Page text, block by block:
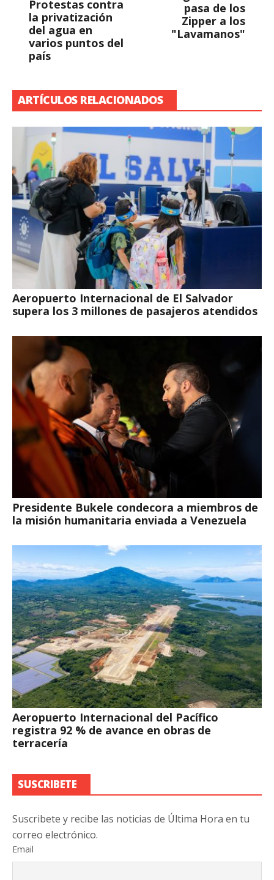
Protestas contra
la privatización
del agua en
varios puntos del
país
pasa de los
Zipper a los
"Lavamanos"
ARTÍCULOS RELACIONADOS
Aeropuerto Internacional de El Salvador
supera los 3 millones de pasajeros atendidos
Presidente Bukele condecora a miembros de
la misión humanitaria enviada a Venezuela
Aeropuerto Internacional del Pacífico
registra 92 % de avance en obras de
terracería
SUSCRIBETE
Suscribete y recibe las noticias de Última Hora en tu
correo electrónico.
Email